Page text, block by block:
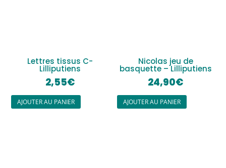
Lettres tissus C-
Lilliputiens
2,55€
AJOUTER AU PANIER
Nicolas jeu de
basquette – Lilliputiens
24,90€
AJOUTER AU PANIER